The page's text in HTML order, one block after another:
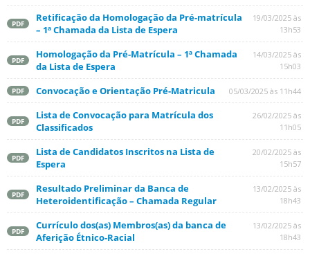
PDF
Retificação da Homologação da Pré-matrícula
– 1ª Chamada da Lista de Espera
19/03/2025 às
13h53
PDF
Homologação da Pré-Matrícula – 1ª Chamada
da Lista de Espera
14/03/2025 às
15h03
PDF Convocação e Orientação Pré-Matricula 05/03/2025 às 11h44
PDF
Lista de Convocação para Matrícula dos
Classificados
26/02/2025 às
11h05
PDF
Lista de Candidatos Inscritos na Lista de
Espera
20/02/2025 às
15h57
PDF
Resultado Preliminar da Banca de
Heteroidentificação – Chamada Regular
13/02/2025 às
18h43
PDF
Currículo dos(as) Membros(as) da banca de
Aferição Étnico-Racial
13/02/2025 às
18h43